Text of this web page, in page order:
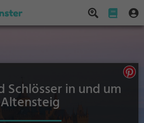
Schlösser in und um
Altensteig